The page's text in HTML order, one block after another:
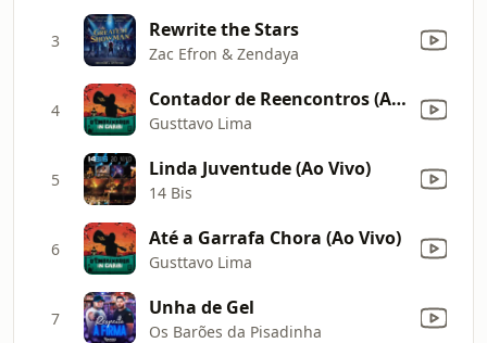
3 Rewrite the Stars
Zac Efron & Zendaya
4 Contador de Reencontros (Ao Vivo)
Gusttavo Lima
5 Linda Juventude (Ao Vivo)
14 Bis
6 Até a Garrafa Chora (Ao Vivo)
Gusttavo Lima
7 Unha de Gel
Os Barões da Pisadinha